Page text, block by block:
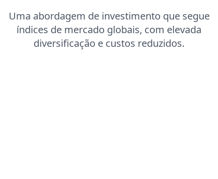
Uma abordagem de investimento que segue
índices de mercado globais, com elevada
diversificação e custos reduzidos.